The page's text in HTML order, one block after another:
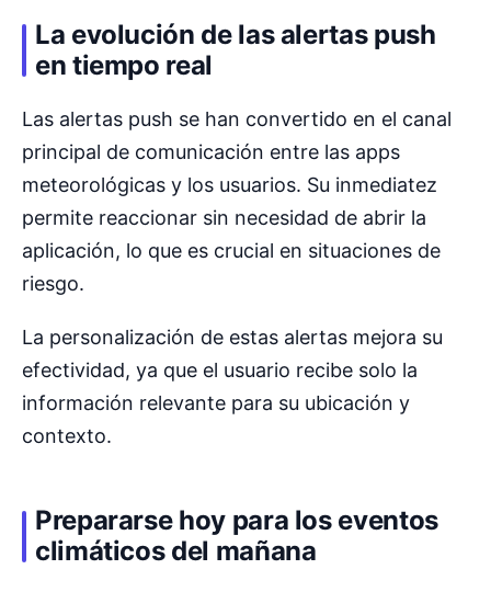
La evolución de las alertas push
en tiempo real
Las alertas push se han convertido en el canal
principal de comunicación entre las apps
meteorológicas y los usuarios. Su inmediatez
permite reaccionar sin necesidad de abrir la
aplicación, lo que es crucial en situaciones de
riesgo.
La personalización de estas alertas mejora su
efectividad, ya que el usuario recibe solo la
información relevante para su ubicación y
contexto.
Prepararse hoy para los eventos
climáticos del mañana